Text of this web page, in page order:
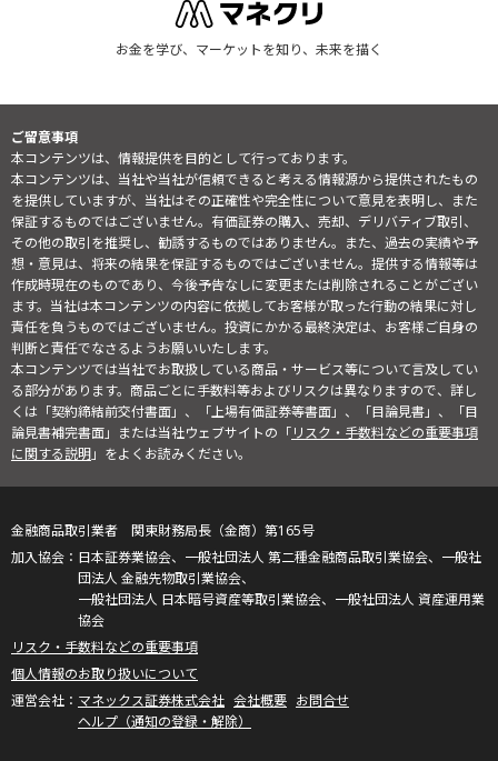
お金を学び、マーケットを知り、未来を描く
ご留意事項
本コンテンツは、情報提供を目的として行っております。
本コンテンツは、当社や当社が信頼できると考える情報源から提供されたもの
を提供していますが、当社はその正確性や完全性について意見を表明し、また
保証するものではございません。有価証券の購入、売却、デリバティブ取引、
その他の取引を推奨し、勧誘するものではありません。また、過去の実績や予
想・意見は、将来の結果を保証するものではございません。提供する情報等は
作成時現在のものであり、今後予告なしに変更または削除されることがござい
ます。当社は本コンテンツの内容に依拠してお客様が取った行動の結果に対し
責任を負うものではございません。投資にかかる最終決定は、お客様ご自身の
判断と責任でなさるようお願いいたします。
本コンテンツでは当社でお取扱している商品・サービス等について言及してい
る部分があります。商品ごとに手数料等およびリスクは異なりますので、詳し
くは「契約締結前交付書面」、「上場有価証券等書面」、「目論見書」、「目
論見書補完書面」または当社ウェブサイトの「リスク・手数料などの重要事項
に関する説明」をよくお読みください。
金融商品取引業者 関東財務局長（金商）第165号
日本証券業協会、一般社団法人 第二種金融商品取引業協会、一般社
団法人 金融先物取引業協会、
一般社団法人 日本暗号資産等取引業協会、一般社団法人 資産運用業
協会
リスク・手数料などの重要事項
個人情報のお取り扱いについて
マネックス証券株式会社 会社概要 お問合せ
ヘルプ（通知の登録・解除）